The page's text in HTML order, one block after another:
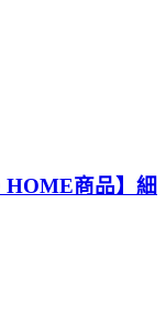
商品】細